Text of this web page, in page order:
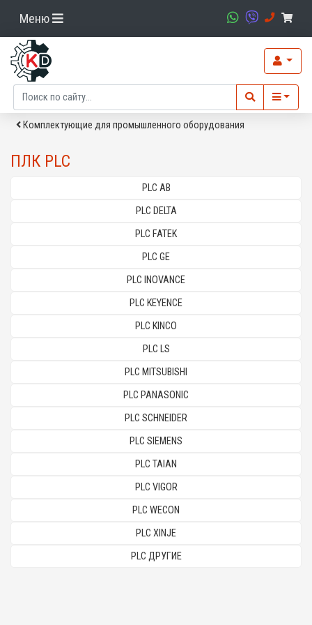
Меню
Комплектующие для промышленного оборудования
ПЛК PLC
PLC AB
PLC DELTA
PLC FATEK
PLC GE
PLC INOVANCE
PLC KEYENCE
PLC KINCO
PLC LS
PLC MITSUBISHI
PLC PANASONIC
PLC SCHNEIDER
PLC SIEMENS
PLC TAIAN
PLC VIGOR
PLC WECON
PLC XINJE
PLC ДРУГИЕ